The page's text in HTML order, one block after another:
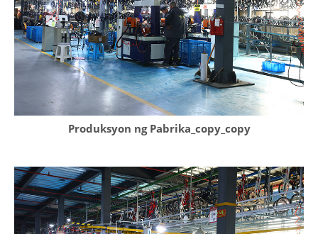
Produksyon ng Pabrika_copy_copy